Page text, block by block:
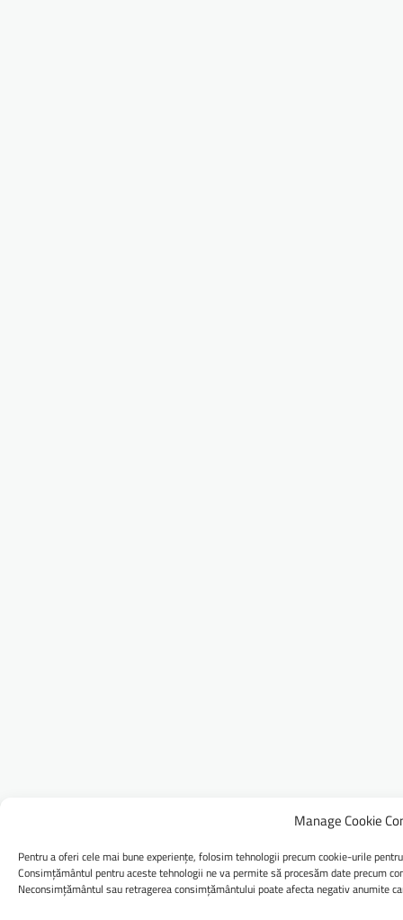
Manage Cookie
Pentru a oferi cele mai bune experiențe, folosim tehnologii precum cookie-urile
Consimțământul pentru aceste tehnologii ne va permite să procesăm date precum
Neconsimțământul sau retragerea consimțământului poate afecta negativ anumite